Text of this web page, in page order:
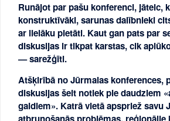
Runājot par pašu konferenci, jāteic,
konstruktīvāki, sarunas dalībnieki
ar lielāku pietāti. Kaut gan pats par
diskusijas ir tikpat karstas, cik
— sarežģīti.
Atšķirībā no Jūrmalas konferences,
diskusijas šeit notiek pie daudziem
galdiem». Katrā vietā apspriež savu